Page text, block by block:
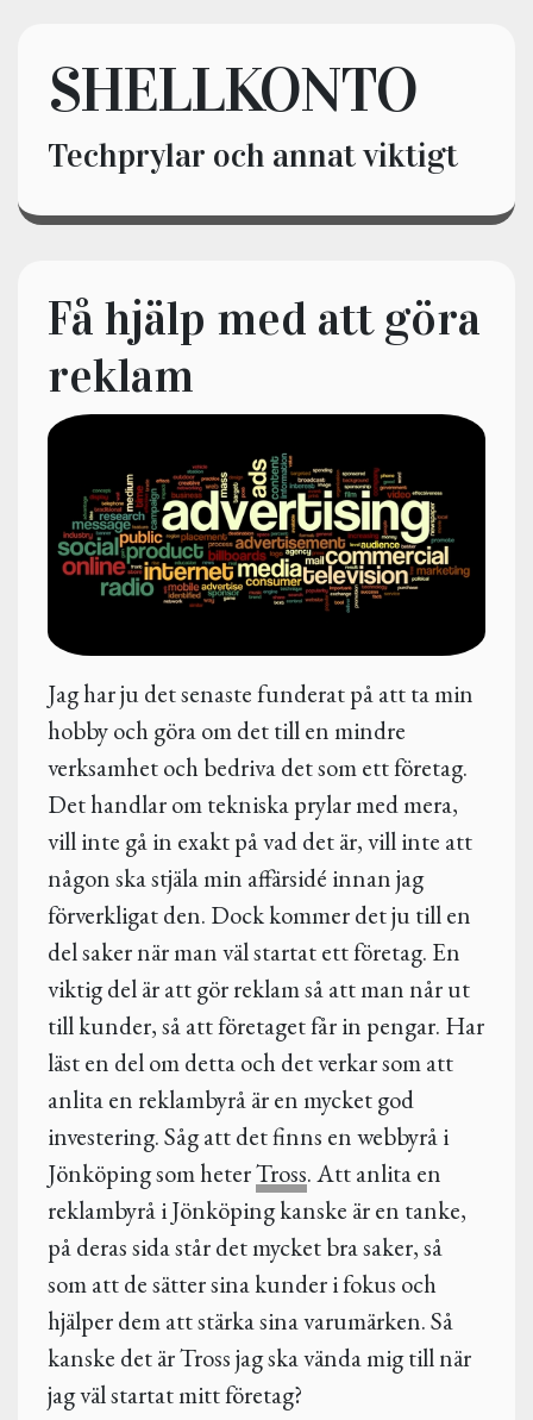
SHELLKONTO
Techprylar och annat viktigt
Få hjälp med att göra
reklam
Jag har ju det senaste funderat på att ta min
hobby och göra om det till en mindre
verksamhet och bedriva det som ett företag.
Det handlar om tekniska prylar med mera,
vill inte gå in exakt på vad det är, vill inte att
någon ska stjäla min affärsidé innan jag
förverkligat den. Dock kommer det ju till en
del saker när man väl startat ett företag. En
viktig del är att gör reklam så att man når ut
till kunder, så att företaget får in pengar. Har
läst en del om detta och det verkar som att
anlita en reklambyrå är en mycket god
investering. Såg att det finns en webbyrå i
Jönköping som heterTross. Att anlita en
reklambyrå i Jönköping kanske är en tanke,
på deras sida står det mycket bra saker, så
som att de sätter sina kunder i fokus och
hjälper dem att stärka sina varumärken. Så
kanske det är Tross jag ska vända mig till när
jag väl startat mitt företag?